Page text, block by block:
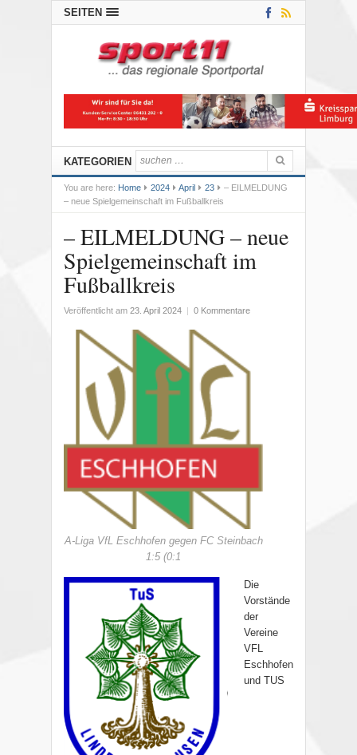
SEITEN
KATEGORIEN
You are here: Home 2024 April 23
– EILMELDUNG
– neue Spielgemeinschaft im Fußballkreis
– EILMELDUNG – neue
Spielgemeinschaft im
Fußballkreis
Veröffentlicht am 23. April 2024 0 Kommentare
A-Liga VfL Eschhofen gegen FC Steinbach
1:5 (0:1
Die
Vorstände
der
Vereine
VFL
Eschhofen
und TUS